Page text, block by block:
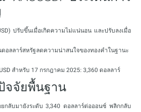
ปรับขึ้นเมื่อเกิดความไม่แน่นอน และปรับลงเมื่อ
ดอลลาร์สหรัฐลดความน่าสนใจของทองคำในฐานะ
สำหรับ 17 กรกฎาคม 2025: 3,360 ดอลลาร์
จจัยพื้นฐาน
ยกลับมายังระดับ 3,340 ดอลลาร์ต่อออนซ์ พลิกกลับ